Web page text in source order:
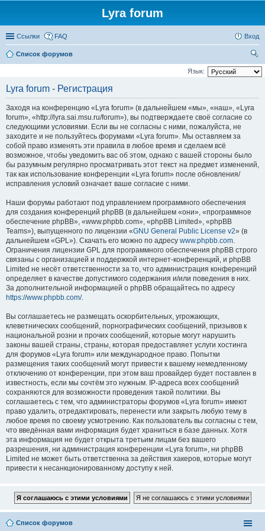
Lyra forum
Ссылки FAQ Вход
Список форумов
ои
Язык:
Lyra forum - Регистрация
Заходя на конференцию «Lyra forum» (в дальнейшем «мы», «наш», «Lyra
forum», «http://lyra.sai.msu.ru/forum»), вы подтверждаете своё согласие со
следующими условиями. Если вы не согласны с ними, пожалуйста, не
заходите и не пользуйтесь форумами «Lyra forum». Мы оставляем за
собой право изменять эти правила в любое время и сделаем всё
возможное, чтобы уведомить вас об этом, однако с вашей стороны было
бы разумным регулярно просматривать этот текст на предмет изменений,
так как использование конференции «Lyra forum» после обновления/
исправления условий означает ваше согласие с ними.
Наши форумы работают под управлением программного обеспечения
для создания конференций phpBB (в дальнейшем «они», «программное
обеспечение phpBB», «www.phpbb.com», «phpBB Limited», «phpBB
Teams»), выпущенного по лицензии «GNU General Public License v2» (в
дальнейшем «GPL»). Скачать его можно по адресу www.phpbb.com.
Ограничения лицензии GPL для программного обеспечения phpBB строго
связаны с организацией и поддержкой интернет-конференций, и phpBB
Limited не несёт ответственности за то, что администрация конференций
определяет в качестве допустимого содержания и/или поведения в них.
За дополнительной информацией о phpBB обращайтесь по адресу
https://www.phpbb.com/.
Вы соглашаетесь не размещать оскорбительных, угрожающих,
клеветнических сообщений, порнографических сообщений, призывов к
национальной розни и прочих сообщений, которые могут нарушить
законы вашей страны, страны, которая предоставляет услуги хостинга
для форумов «Lyra forum» или международное право. Попытки
размещения таких сообщений могут привести к вашему немедленному
отключению от конференции, при этом ваш провайдер будет поставлен в
известность, если мы сочтём это нужным. IP-адреса всех сообщений
сохраняются для возможности проведения такой политики. Вы
соглашаетесь с тем, что администраторы форумов «Lyra forum» имеют
право удалить, отредактировать, перенести или закрыть любую тему в
любое время по своему усмотрению. Как пользователь вы согласны с тем,
что введённая вами информация будет храниться в базе данных. Хотя
эта информация не будет открыта третьим лицам без вашего
разрешения, ни администрация конференции «Lyra forum», ни phpBB
Limited не может быть ответственна за действия хакеров, которые могут
привести к несанкционированному доступу к ней.
Список форумов